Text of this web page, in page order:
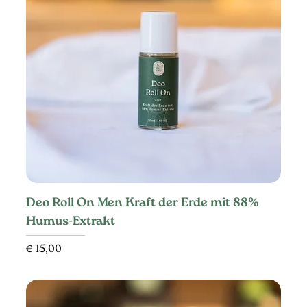
Deo Roll On Men Kraft der Erde mit 88%
Humus-Extrakt
Preis
€ 15,00